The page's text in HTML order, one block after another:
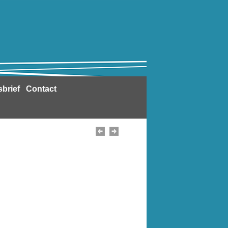
Contact